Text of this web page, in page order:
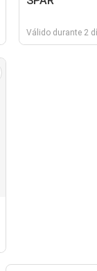
Válido durante 2